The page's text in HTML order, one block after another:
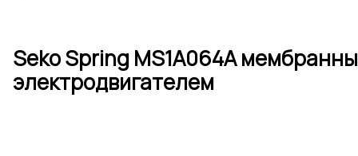
Seko Spring MS1A064A
электродвигателем